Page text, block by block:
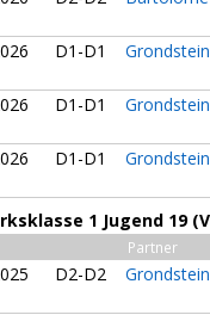
D1-D1
D1-D1
D1-D1
1 Jugend 19
Partner
D2-D2